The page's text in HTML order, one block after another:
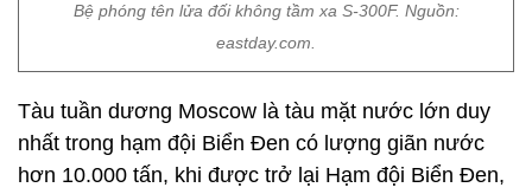
Bệ phóng tên lửa đối không tầm xa S-300F. Nguồn:
eastday.com.
Tàu tuần dương Moscow là tàu mặt nước lớn duy
nhất trong hạm đội Biển Đen có lượng giãn nước
hơn 10.000 tấn, khi được trở lại Hạm đội Biển Đen,